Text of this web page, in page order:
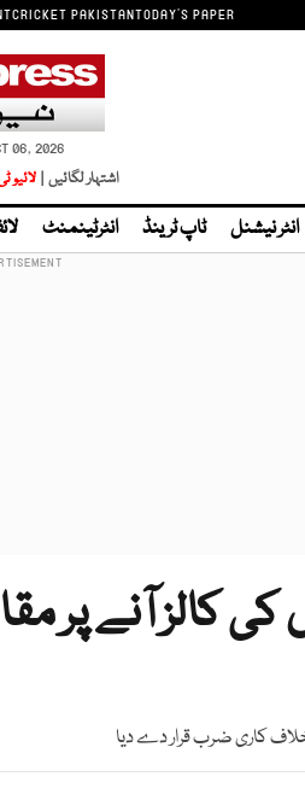
CRICKET PAKISTANTODAY'S PAPER
06, 2026
اشتہار لگائیں | لائیو
انٹر نیشنل ٹاپ ٹرینڈ انٹرٹینمنٹ
کالز آنے پر
کاری ضرب قرار دے دیا